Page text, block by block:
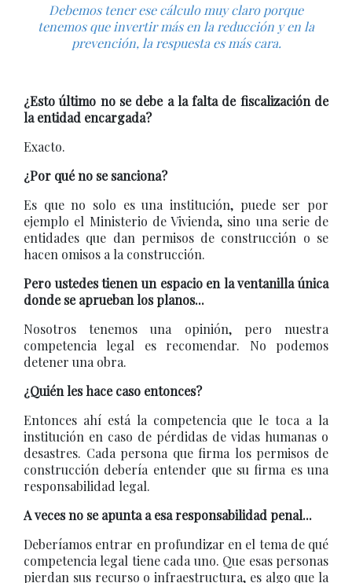
Debemos tener ese cálculo muy claro porque
tenemos que invertir más en la reducción y en la
prevención, la respuesta es más cara.
¿Esto último no se debe a la falta de fiscalización de
la entidad encargada?
Exacto.
¿Por qué no se sanciona?
Es que no solo es una institución, puede ser por
ejemplo el Ministerio de Vivienda, sino una serie de
entidades que dan permisos de construcción o se
hacen omisos a la construcción.
Pero ustedes tienen un espacio en la ventanilla única
donde se aprueban los planos...
Nosotros tenemos una opinión, pero nuestra
competencia legal es recomendar. No podemos
detener una obra.
¿Quién les hace caso entonces?
Entonces ahí está la competencia que le toca a la
institución en caso de pérdidas de vidas humanas o
desastres. Cada persona que firma los permisos de
construcción debería entender que su firma es una
responsabilidad legal.
A veces no se apunta a esa responsabilidad penal...
Deberíamos entrar en profundizar en el tema de qué
competencia legal tiene cada uno. Que esas personas
pierdan sus recurso o infraestructura, es algo que la